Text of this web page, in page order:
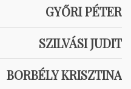
GYŐRI PÉTER
SZILVÁSI JUDIT
BORBÉLY KRISZTINA